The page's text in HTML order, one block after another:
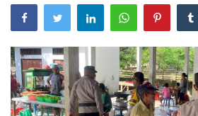
Binmas